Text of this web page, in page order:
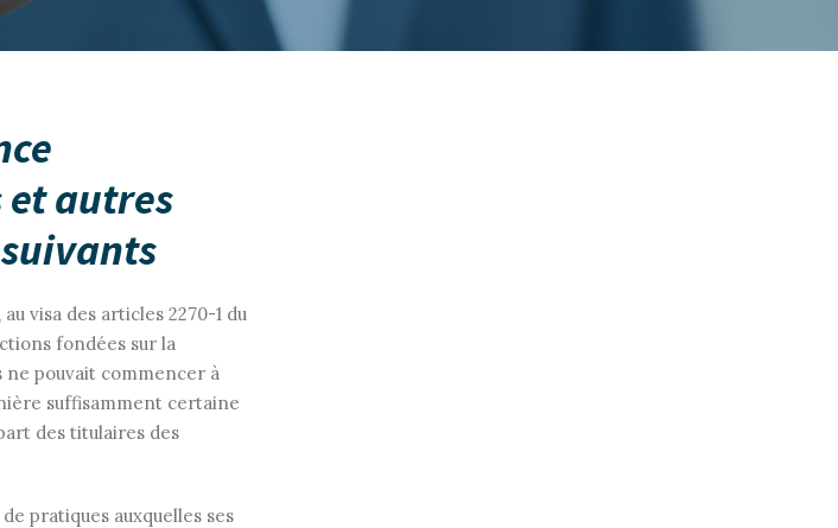
autres
visa des articles 2270-1 du
fondées sur la
pouvait commencer à
suffisamment certaine
des titulaires des
pratiques auxquelles ses